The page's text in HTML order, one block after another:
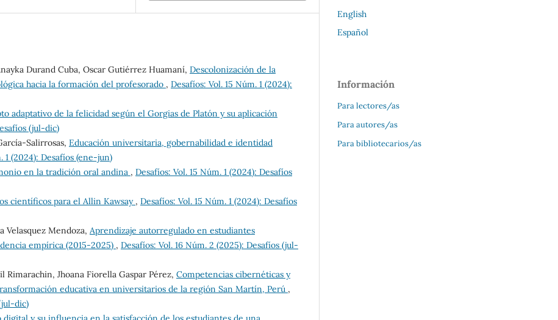
Durand Cuba, Oscar Gutiérrez Huamaní, Descolonización de la
hacia la formación del profesorado , Desafíos: Vol. 15 Núm. 1 (2024):
adaptativo de la felicidad según el Gorgias de Platón y su aplicación
(jul-dic)
Salirrosas, Educación universitaria, gobernabilidad e identidad
1 (2024): Desafíos (ene-jun)
en la tradición oral andina , Desafíos: Vol. 15 Núm. 1 (2024): Desafíos
científicos para el Allin Kawsay , Desafíos: Vol. 15 Núm. 1 (2024): Desafíos
Velasquez Mendoza, Aprendizaje autorregulado en estudiantes
empírica (2015-2025) , Desafíos: Vol. 16 Núm. 2 (2025): Desafíos (jul-
Rimarachin, Jhoana Fiorella Gaspar Pérez, Competencias cibernéticas y
educativa en universitarios de la región San Martín, Perú ,
dic)
English
Español
Información
Para lectores/as
Para autores/as
Para bibliotecarios/as